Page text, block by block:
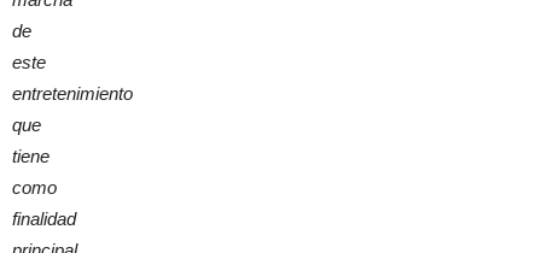
de
este
entretenimiento
que
tiene
como
finalidad